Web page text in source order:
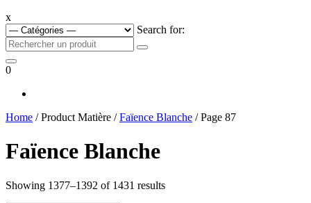
x
Search for:
0
Home / Product Matière /Faïence Blanche / Page 87
Faïence Blanche
Showing 1377–1392 of 1431 results